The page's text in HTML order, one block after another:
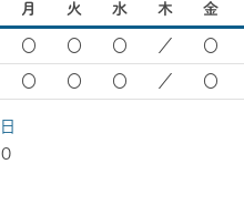
月 火 水 木 金
〇 〇 〇 ／ 〇
〇 〇 〇 ／ 〇